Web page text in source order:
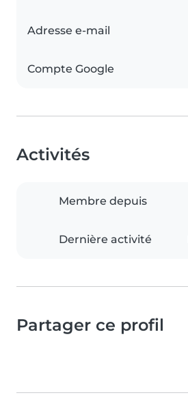
Adresse e-mail
Compte Google
Activités
Membre depuis
Dernière activité
Partager ce profil